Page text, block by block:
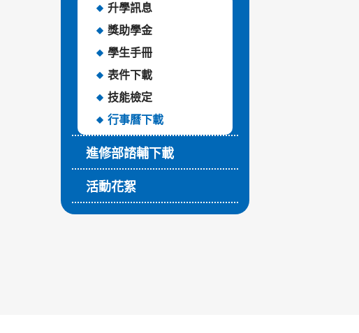
升學訊息
獎助學金
學生手冊
表件下載
技能檢定
行事曆下載
進修部諮輔下載
活動花絮